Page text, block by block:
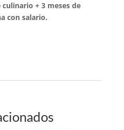
+ 3 meses de
con salario.